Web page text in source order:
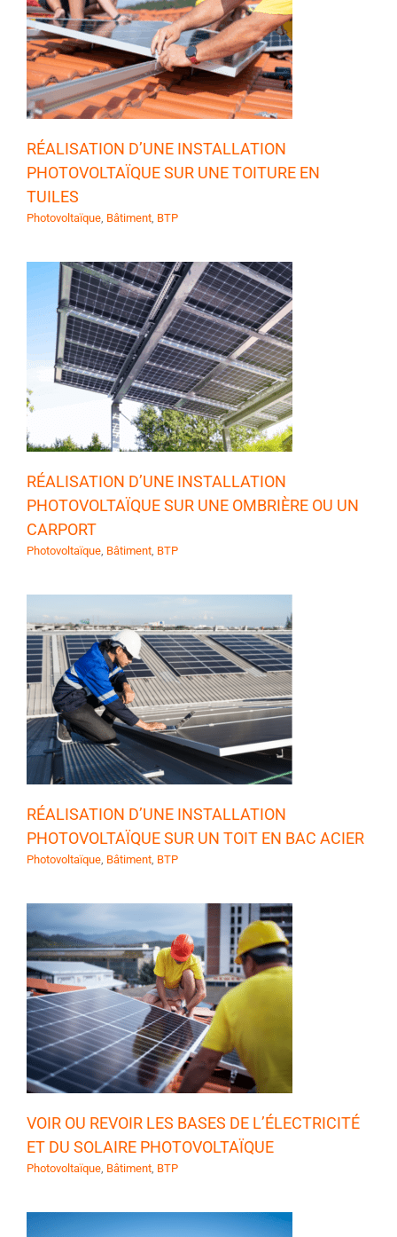
RÉALISATION D’UNE INSTALLATION
PHOTOVOLTAÏQUE SUR UNE TOITURE EN
TUILES
Photovoltaïque, Bâtiment, BTP
RÉALISATION D’UNE INSTALLATION
PHOTOVOLTAÏQUE SUR UNE OMBRIÈRE OU UN
CARPORT
Photovoltaïque, Bâtiment, BTP
RÉALISATION D’UNE INSTALLATION
PHOTOVOLTAÏQUE SUR UN TOIT EN BAC ACIER
Photovoltaïque, Bâtiment, BTP
VOIR OU REVOIR LES BASES DE L’ÉLECTRICITÉ
ET DU SOLAIRE PHOTOVOLTAÏQUE
Photovoltaïque, Bâtiment, BTP